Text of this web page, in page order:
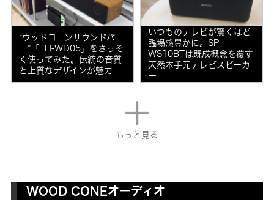
“ウッドコーンサウンドバ
ー”「TH-WD05」をさっそ
く使ってみた。伝統の音質
と上質なデザインが魅力
いつものテレビが驚くほど
臨場感豊かに。SP-
WS10BTは既成概念を覆す
天然木手元テレビスピーカ
ー
もっと見る
WOOD CONEオーディオ